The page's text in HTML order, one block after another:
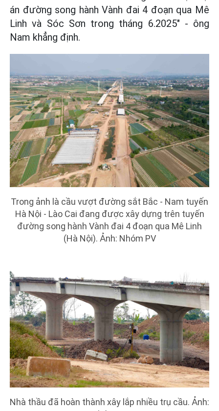
án đường song hành Vành đai 4 đoạn qua Mê
Linh và Sóc Sơn trong tháng 6.2025" - ông
Nam khẳng định.
Trong ảnh là cầu vượt đường sắt Bắc - Nam tuyến
Hà Nội - Lào Cai đang được xây dựng trên tuyến
đường song hành Vành đai 4 đoạn qua Mê Linh
(Hà Nội). Ảnh: Nhóm PV
Nhà thầu đã hoàn thành xây lắp nhiều trụ cầu. Ảnh: